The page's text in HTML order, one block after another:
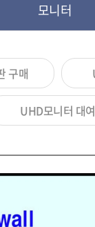
모니터
구매
UHD모니터 대여